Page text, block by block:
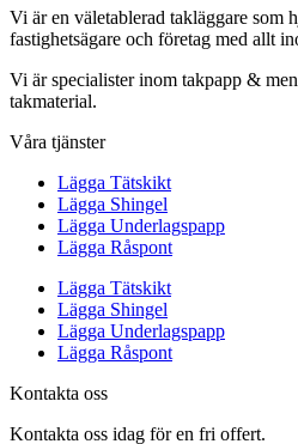
Vi är en väletablerad takläggare som
fastighetsägare och företag med allt
Vi är specialister inom takpapp &
takmaterial.
Våra tjänster
Lägga Tätskikt
Lägga Shingel
Lägga Underlagspapp
Lägga Råspont
Lägga Tätskikt
Lägga Shingel
Lägga Underlagspapp
Lägga Råspont
Kontakta oss
Kontakta oss idag för en fri offert.